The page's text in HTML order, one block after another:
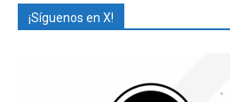
¡Síguenos en X!